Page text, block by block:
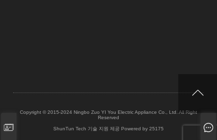
Copyright © 2015-2024 Ningbo Zuo YI You Electric Appliance Co., Ltd. All Right
Reserved
ShunTun Tech 기술 지원 제공 Powered by 25175